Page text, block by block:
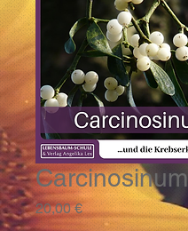
Carcinosinum
20,00 €Preis